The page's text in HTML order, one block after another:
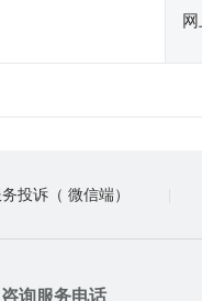
投诉（ 微信端）
咨询服务电话